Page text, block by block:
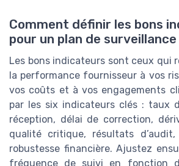
Comment définir les bons
pour un plan de
Les bons indicateurs sont ceux qui
la performance fournisseur à vos
vos coûts et à vos engagements
par les six indicateurs clés : taux
réception, délai de correction,
qualité critique, résultats
robustesse financière. Ajustez
fréquence de suivi en fonction